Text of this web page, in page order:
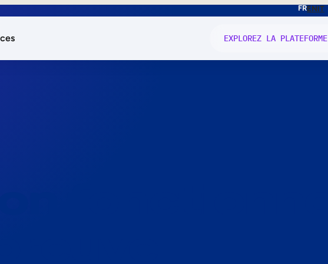
FRENIT
EXPLOREZ LA PLATEFORME